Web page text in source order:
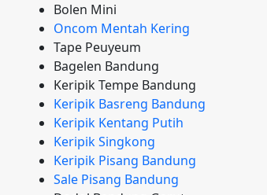
Bolen Mini
Oncom Mentah Kering
Tape Peuyeum
Bagelen Bandung
Keripik Tempe Bandung
Keripik Basreng Bandung
Keripik Kentang Putih
Keripik Singkong
Keripik Pisang Bandung
Sale Pisang Bandung